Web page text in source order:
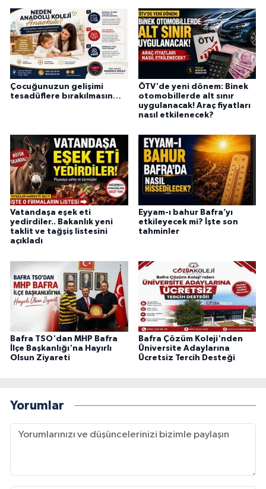
Çocuğunuzun gelişimi
tesadüflere bırakılmasın…
ÖTV'de yeni dönem: Binek
otomobillerde alt sınır
uygulanacak! Araç fiyatları
nasıl etkilenecek?
Vatandaşa eşek eti
yedirdiler.. Bakanlık yeni
taklit ve tağşiş listesini
açıkladı
Eyyam-ı bahur Bafra’yı
etkileyecek mi? İşte son
tahminler
Bafra TSO'dan MHP Bafra
İlçe Başkanlığı'na Hayırlı
Olsun Ziyareti
Bafra Çözüm Koleji'nden
Üniversite Adaylarına
Ücretsiz Tercih Desteği
Yorumlar